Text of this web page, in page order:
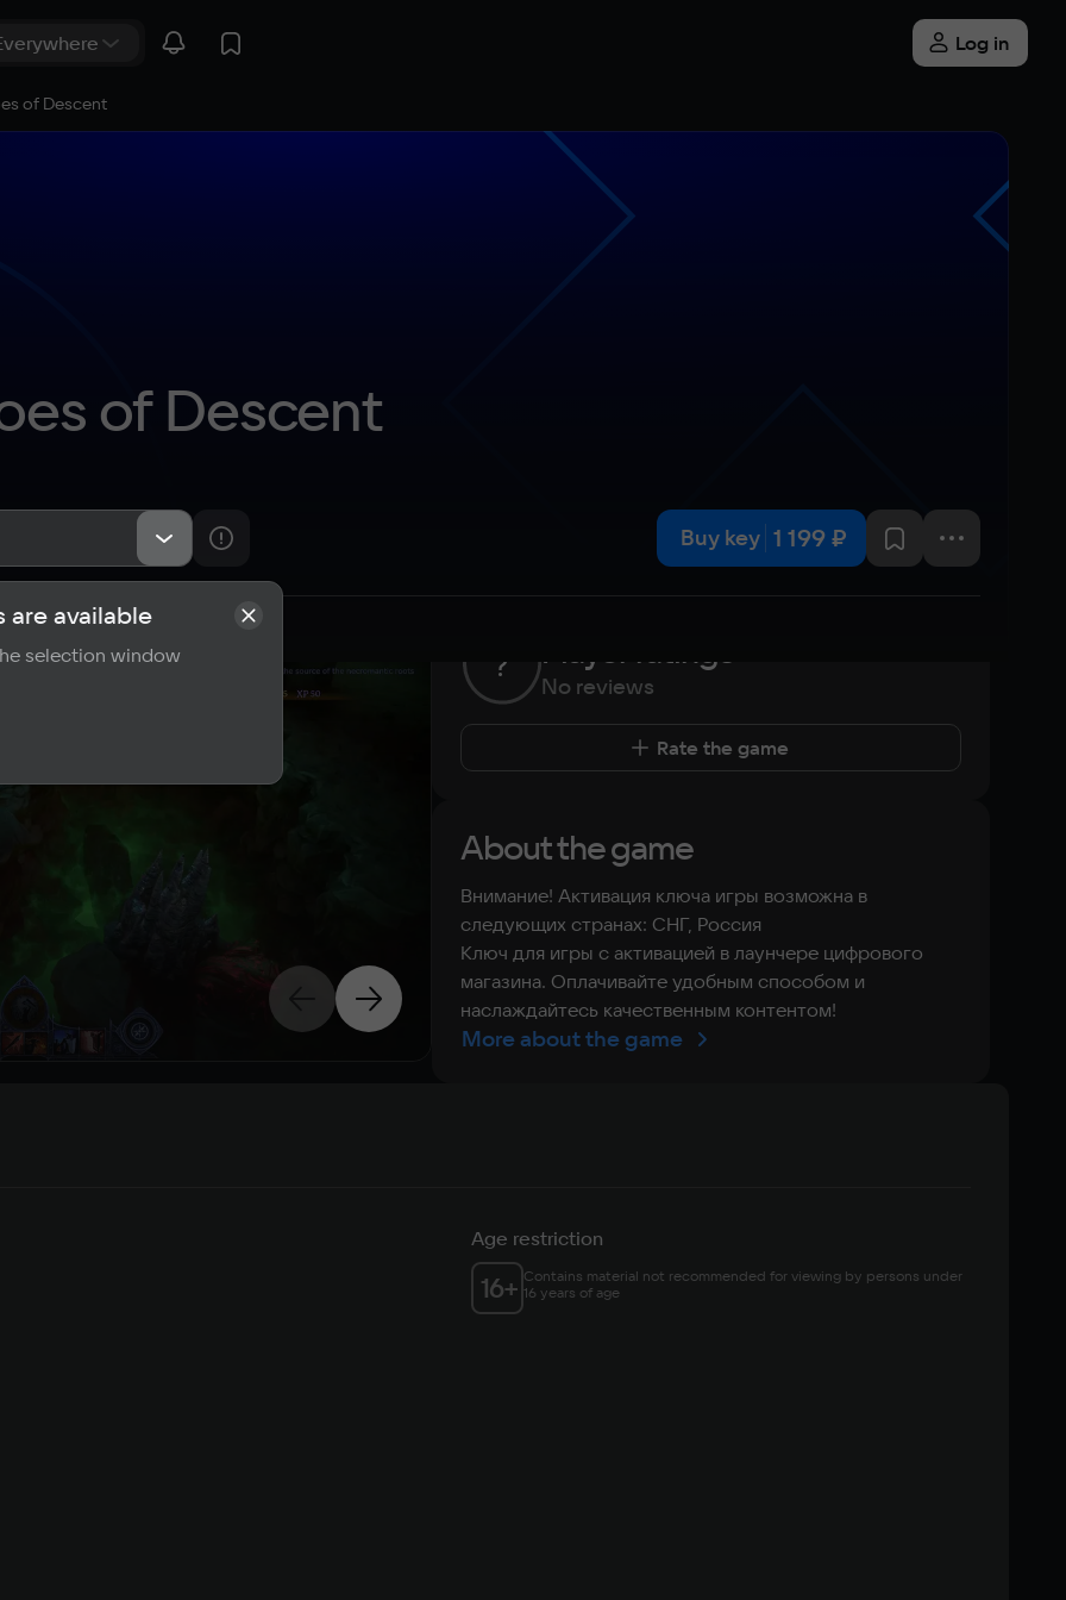
Log in
of Descent
of Descent
Buy key 1 199 ₽
Reviews
? Player ratings
No reviews
Rate the game
About the game
Внимание! Активация ключа игры возможна в
следующих странах: СНГ, Россия
Ключ для игры с активацией в лаунчере цифрового
магазина. Оплачивайте удобным способом и
наслаждайтесь качественным контентом!
More about the game
Age restriction
16+ Contains material not recommended for viewing by persons under
16 years of age
are available
selection window